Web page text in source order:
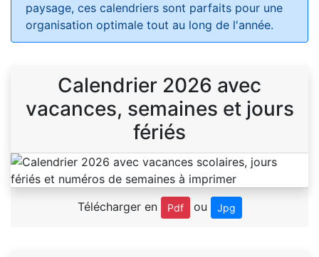
paysage, ces calendriers sont parfaits pour une
organisation optimale tout au long de l'année.
Calendrier 2026 avec
vacances, semaines et jours
fériés
Télécharger en Pdf ou Jpg